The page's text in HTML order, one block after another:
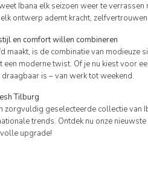
Ibana elk seizoen weer te
ontwerp ademt kracht, zelfvertrouwen
en comfort willen combineren
maakt, is de combinatie van
een moderne twist. Of je nu kiest voor
is – van werk tot weekend.
Tilburg
zorgvuldig geselecteerde collectie van
trends. Ontdek nu onze
upgrade!